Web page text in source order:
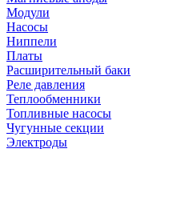
Модули
Насосы
Ниппели
Платы
Расширительный баки
Реле давления
Теплообменники
Топливные насосы
Чугунные секции
Электроды